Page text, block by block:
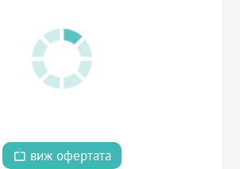
виж офертата